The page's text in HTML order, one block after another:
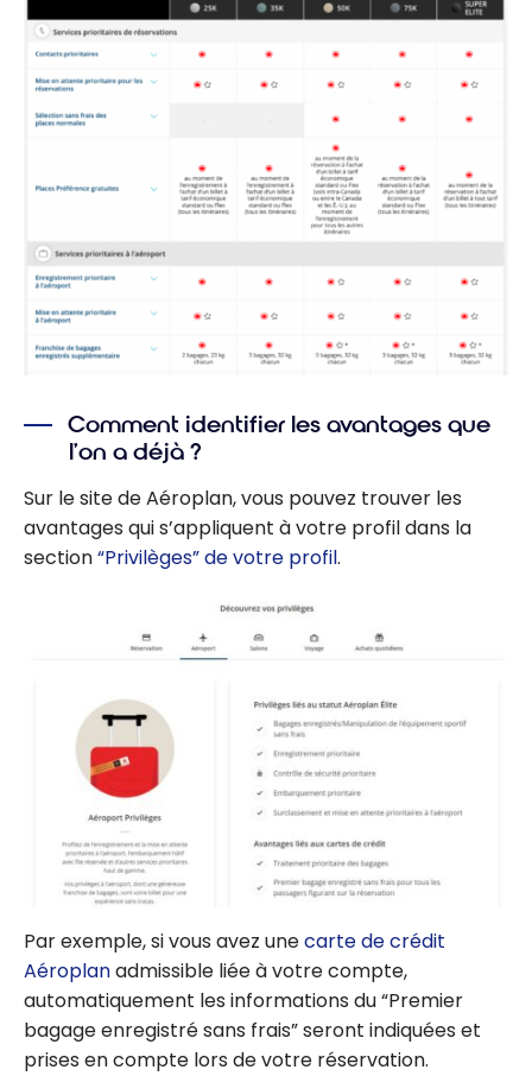
Comment identifier les avantages que
l’on a déjà ?
Sur le site de Aéroplan, vous pouvez trouver les
avantages qui s’appliquent à votre profil dans la
section“Privilèges” de votre profil.
Par exemple, si vous avez unecarte de crédit
Aéroplanadmissible liée à votre compte,
automatiquement les informations du “Premier
bagage enregistré sans frais” seront indiquées et
prises en compte lors de votre réservation.